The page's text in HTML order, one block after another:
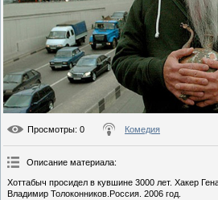
Просмотры: 0 Комедия
Описание материала:
Хоттабыч просидел в кувшине 3000 лет. Хакер
Владимир Толоконников.Россия. 2006 год.